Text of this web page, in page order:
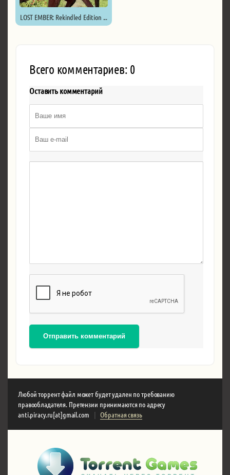
LOST EMBER: Rekindled Edition ...
Всего комментариев: 0
Оставить комментарий
Отправить комментарий
Любой торрент файл может будет удален по требованию
правообладателя. Претензии принимаются по адресу
anti.piracy.ru[at]gmail.com
| Обратная связь